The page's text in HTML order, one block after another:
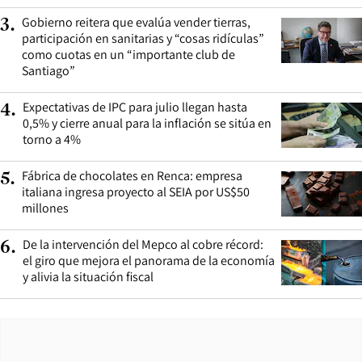
3. Gobierno reitera que evalúa vender tierras,
participación en sanitarias y “cosas ridículas”
como cuotas en un “importante club de
Santiago”
4. Expectativas de IPC para julio llegan hasta
0,5% y cierre anual para la inflación se sitúa en
torno a 4%
5. Fábrica de chocolates en Renca: empresa
italiana ingresa proyecto al SEIA por US$50
millones
6. De la intervención del Mepco al cobre récord:
el giro que mejora el panorama de la economía
y alivia la situación fiscal